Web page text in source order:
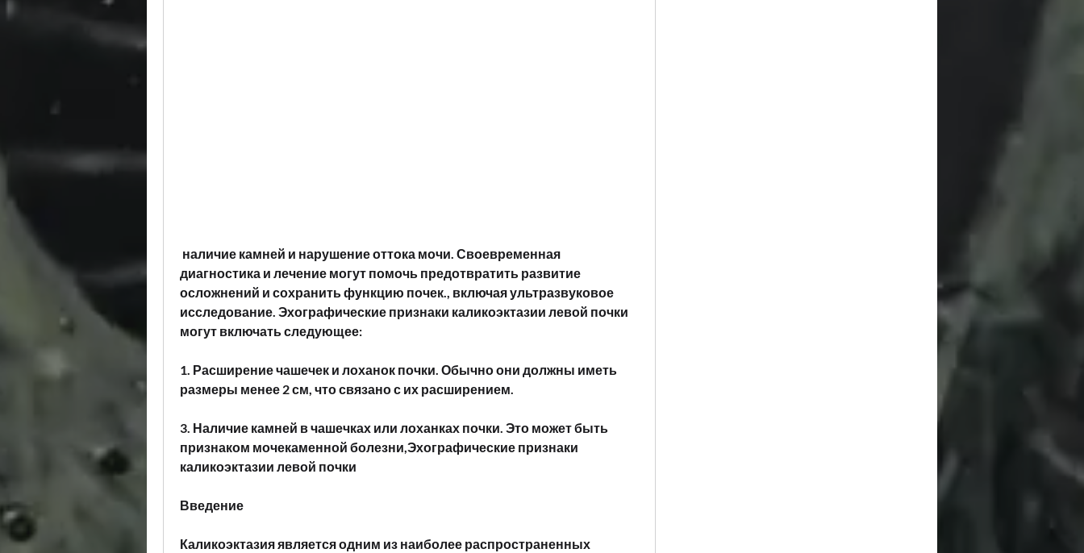
диагностика и лечение могут помочь предотвратить развитие
осложнений и сохранить функцию почек., включая ультразвуковое
исследование. Эхографические признаки каликоэктазии левой почки
могут включать следующее:
1. Расширение чашечек и лоханок почки. Обычно они должны иметь
размеры менее 2 см, что связано с их расширением.
3. Наличие камней в чашечках или лоханках почки. Это может быть
признаком мочекаменной болезни,Эхографические признаки
каликоэктазии левой почки
Введение
Каликоэктазия является одним из наиболее распространенных